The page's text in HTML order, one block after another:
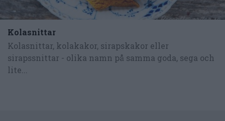
Kolasnittar
Kolasnittar, kolakakor, sirapskakor eller
sirapssnittar - olika namn på samma goda, sega och
lite...